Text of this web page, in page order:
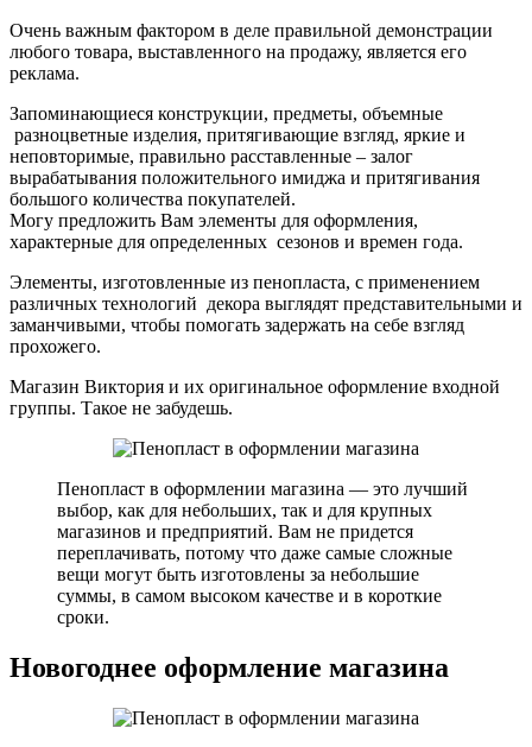
Очень важным фактором в деле правильной демонстрации
любого товара, выставленного на продажу, является его
реклама.
Запоминающиеся конструкции, предметы, объемные
разноцветные изделия, притягивающие взгляд, яркие и
неповторимые, правильно расставленные – залог
вырабатывания положительного имиджа и притягивания
большого количества покупателей.
Могу предложить Вам элементы для оформления,
характерные для определенных сезонов и времен года.
Элементы, изготовленные из пенопласта, с применением
различных технологий декора выглядят представительными и
заманчивыми, чтобы помогать задержать на себе взгляд
прохожего.
Магазин Виктория и их оригинальное оформление входной
группы. Такое не забудешь.
Пенопласт в оформлении магазина — это лучший
выбор, как для небольших, так и для крупных
магазинов и предприятий. Вам не придется
переплачивать, потому что даже самые сложные
вещи могут быть изготовлены за небольшие
суммы, в самом высоком качестве и в короткие
сроки.
Новогоднее оформление магазина